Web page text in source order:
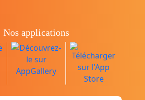
Nos applications